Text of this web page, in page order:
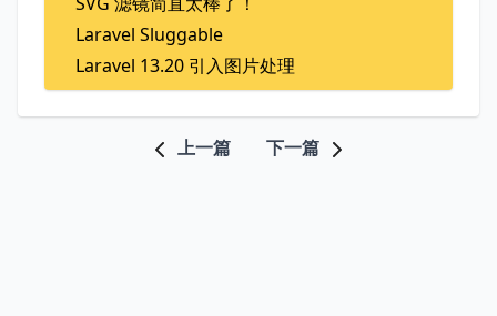
Laravel Sluggable
Laravel 13.20 引入图片处理
上一篇 下一篇